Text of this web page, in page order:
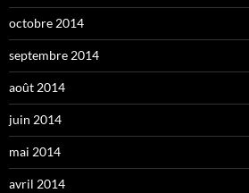
octobre 2014
septembre 2014
août 2014
juin 2014
mai 2014
avril 2014